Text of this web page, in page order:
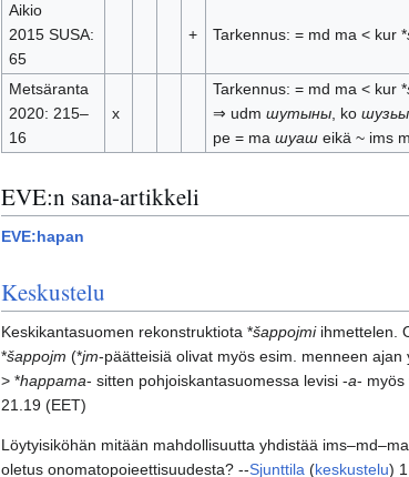
Aikio
2015 SUSA:
65
+ Tarkennus: = md ma < kur *
Metsäranta
2020: 215–
16
x
Tarkennus: = md ma < kur *
⇒ udm шутыны, ko
pe = ma шуашeikä ~ ims
EVE:n sana-artikkeli
EVE:hapan
Keskustelu
Keskikantasuomen rekonstruktiota *šappojmiihmettelen.
*šappojm (*jm-päätteisiä olivat myös esim. menneen
> *happama- sitten pohjoiskantasuomessa levisi -a- myös
21.19 (EET)
Löytyisiköhän mitään mahdollisuutta yhdistää
oletus onomatopoieettisuudesta? --Sjunttila (keskustelu)